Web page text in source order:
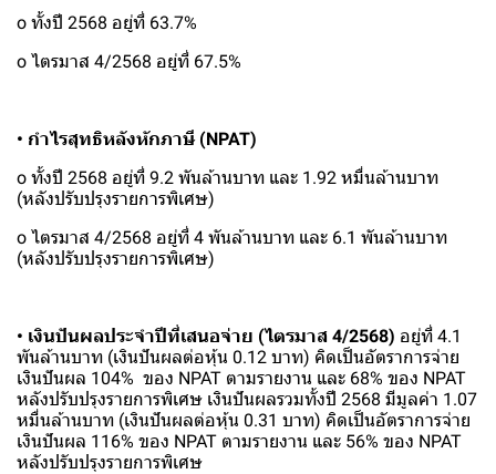
o ทั้งปี 2568 อยู่ที่ 63.7%
o ไตรมาส 4/2568 อยู่ที่ 67.5%
• กำไรสุทธิหลังหักภาษี (NPAT)
o ทั้งปี 2568 อยู่ที่ 9.2 พันล้านบาท และ 1.92 หมื่นล้านบาท
(หลังปรับปรุงรายการพิเศษ)
o ไตรมาส 4/2568 อยู่ที่ 4 พันล้านบาท และ 6.1 พันล้านบาท
(หลังปรับปรุงรายการพิเศษ)
• เงินปันผลประจำปีที่เสนอจ่าย (ไตรมาส 4/2568) อยู่ที่ 4.1
พันล้านบาท (เงินปันผลต่อหุ้น 0.12 บาท) คิดเป็นอัตราการจ่าย
เงินปันผล 104% ของ NPAT ตามรายงาน และ 68% ของ NPAT
หลังปรับปรุงรายการพิเศษ เงินปันผลรวมทั้งปี 2568 มีมูลค่า 1.07
หมื่นล้านบาท (เงินปันผลต่อหุ้น 0.31 บาท) คิดเป็นอัตราการจ่าย
เงินปันผล 116% ของ NPAT ตามรายงาน และ 56% ของ NPAT
หลังปรับปรุงรายการพิเศษ